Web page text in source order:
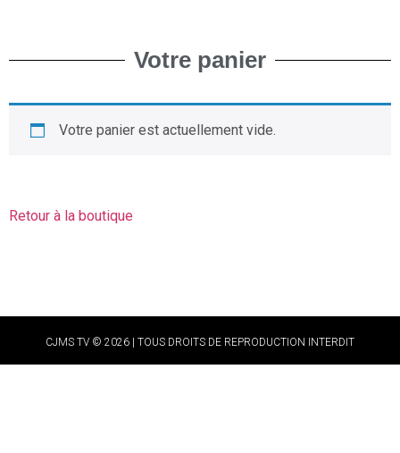
Votre panier
Votre panier est actuellement vide.
Retour à la boutique
CJMS TV © 2026 | TOUS DROITS DE REPRODUCTION INTERDIT